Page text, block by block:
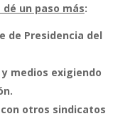
un paso más:
de Presidencia del
medios exigiendo
otros sindicatos